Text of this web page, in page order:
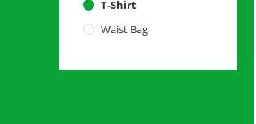
T-Shirt
Waist Bag